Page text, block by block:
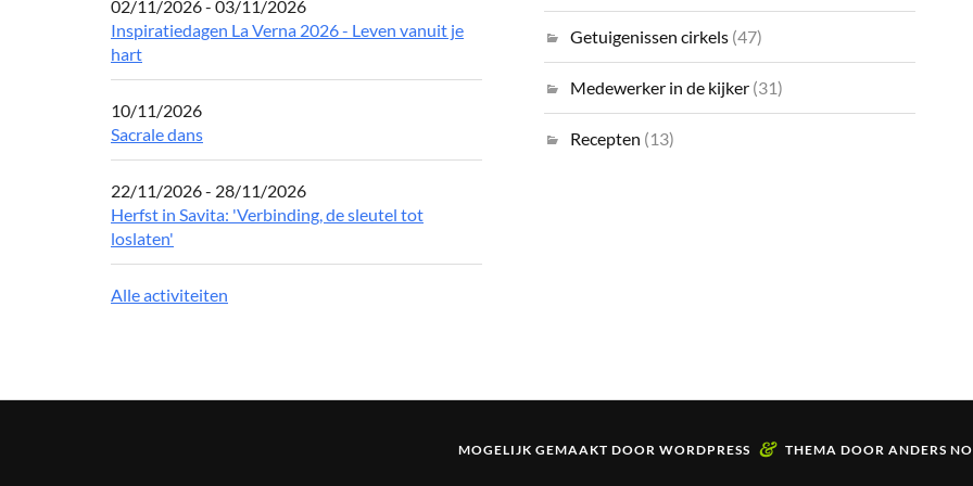
02/11/2026 - 03/11/2026
Inspiratiedagen La Verna 2026 - Leven vanuit je
hart
10/11/2026
Sacrale dans
22/11/2026 - 28/11/2026
Herfst in Savita: 'Verbinding, de sleutel tot
loslaten'
Alle activiteiten
Getuigenissen cirkels (47)
Medewerker in de kijker (31)
Recepten (13)
MOGELIJK GEMAAKT DOOR WORDPRESS & THEMA DOOR ANDERS